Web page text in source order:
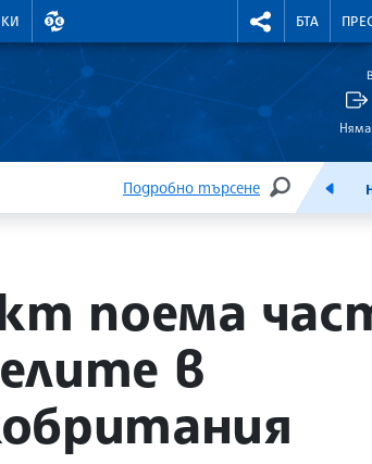
ВАЛУТНИ КУРСОВЕ
БТА
Подробно търсене
ТЪРСЕНЕ
поема
в